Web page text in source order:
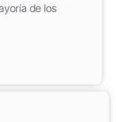
de los